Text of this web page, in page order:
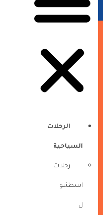
الرحلات
السياحية
رحلات
اسطنبو
ل